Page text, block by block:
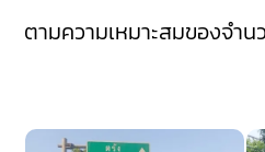
ตามความเหมาะสมของจำ